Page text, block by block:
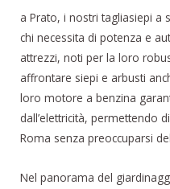
a Prato, i nostri tagliasiepi a
chi necessita di potenza e
attrezzi, noti per la loro
affrontare siepi e arbusti
loro motore a benzina
dall’elettricità, permettendo
Roma senza preoccuparsi
Nel panorama del